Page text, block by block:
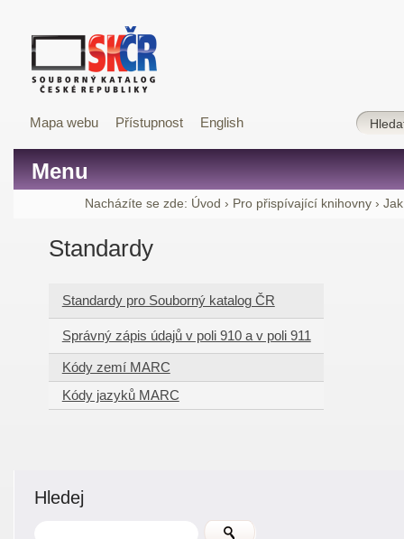
Mapa webu Přístupnost English
Menu
Nacházíte se zde: Úvod › Pro přispívající knihovny ›
Standardy
Standardy pro Souborný katalog ČR
Správný zápis údajů v poli 910 a v poli 911
Kódy zemí MARC
Kódy jazyků MARC
Hledej